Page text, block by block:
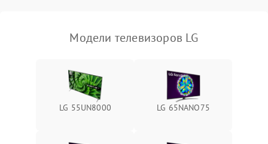
Модели телевизоров LG
LG 55UN8000 LG 65NANO75